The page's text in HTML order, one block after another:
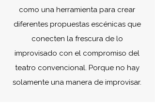
como una herramienta para crear
diferentes propuestas escénicas que
conecten la frescura de lo
improvisado con el compromiso del
teatro convencional. Porque no hay
solamente una manera de improvisar.